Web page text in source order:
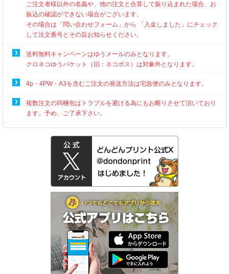
ご注文者様以外の名義や、他の注文と合算して振り込まれた場合、お
振込の確認ができない場合がございます。
その場合は「問い合わせフォーム」から 「入金しました」にチェック
して注文番号とその旨お知らせください。
送料無料キャンペーンはゆうメールのみとなります。
クロネコゆうパケット（旧：ネコポス）は対象外となります。
4p・4PW・A3を含むご注文の発送方法は宅急便のみとなります。
複数注文の同梱包はトラブルを避ける為にもお断りさせて頂いており
ます。予め、ご了承下さい。